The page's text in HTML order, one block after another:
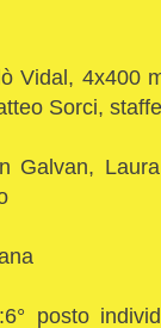
Vidal, 4x400
Sorci,
Galvan,
posto